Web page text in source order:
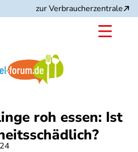
zur Verbraucherzentrale
roh essen: Ist